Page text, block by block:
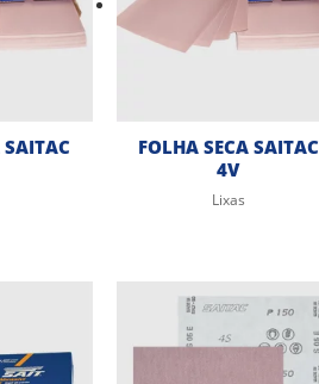
SAITAC
FOLHA SECA SAITAC
4V
Lixas